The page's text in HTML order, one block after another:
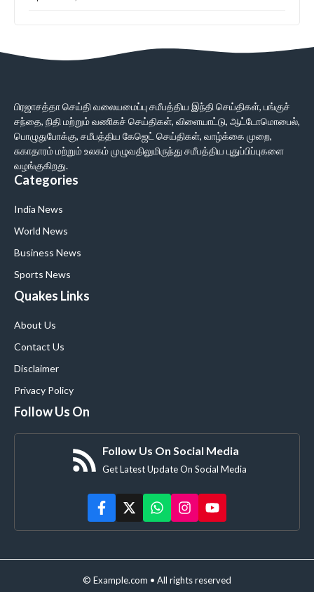
பிரஜாசத்தா செய்தி வலையமைப்பு சமீபத்திய இந்தி செய்திகள், பங்குச்
சந்தை, நிதி மற்றும் வணிகச் செய்திகள், விளையாட்டு, ஆட்டோமொபைல்,
பொழுதுபோக்கு, சமீபத்திய கேஜெட் செய்திகள், வாழ்க்கை முறை,
சுகாதாரம் மற்றும் உலகம் முழுவதிலுமிருந்து சமீபத்திய புதுப்பிப்புகளை
வழங்குகிறது.
Categories
India News
World News
Business News
Sports News
Quakes Links
About Us
Contact Us
Disclaimer
Privacy Policy
Follow Us On
Follow Us On Social Media
Get Latest Update On Social Media
© Example.com • All rights reserved